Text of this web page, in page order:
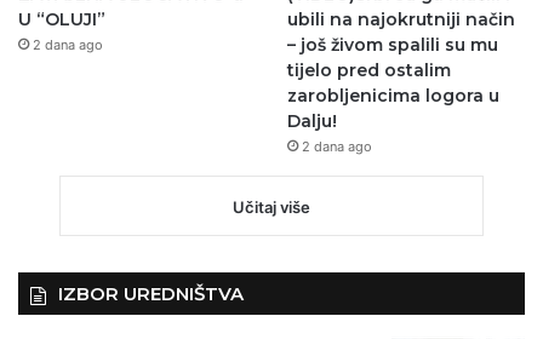
U “OLUJI”
2 dana ago
ubili na najokrutniji način
– još živom spalili su mu
tijelo pred ostalim
zarobljenicima logora u
Dalju!
2 dana ago
Učitaj više
IZBOR UREDNIŠTVA